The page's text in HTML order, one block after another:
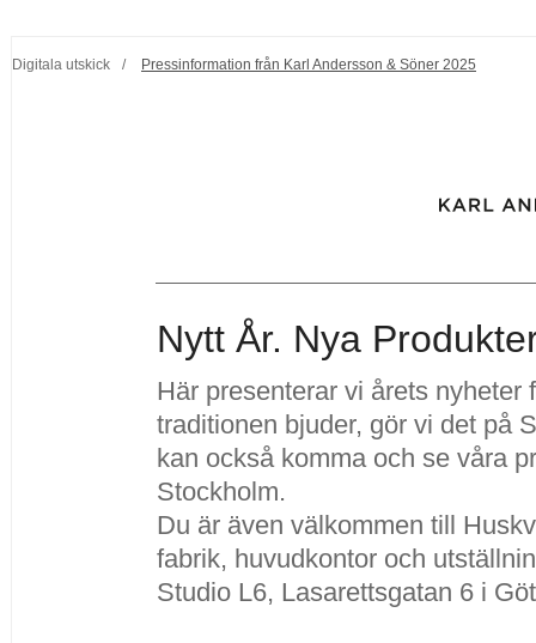
Digitala utskick / Pressinformation från Karl Andersson & Söner 2025
Nytt År. Nya
Här presenterar vi årets
traditionen bjuder, gör vi det på
kan också komma och se våra
Stockholm.
Du är även välkommen till
fabrik, huvudkontor och
Studio L6, Lasarettsgatan 6 i